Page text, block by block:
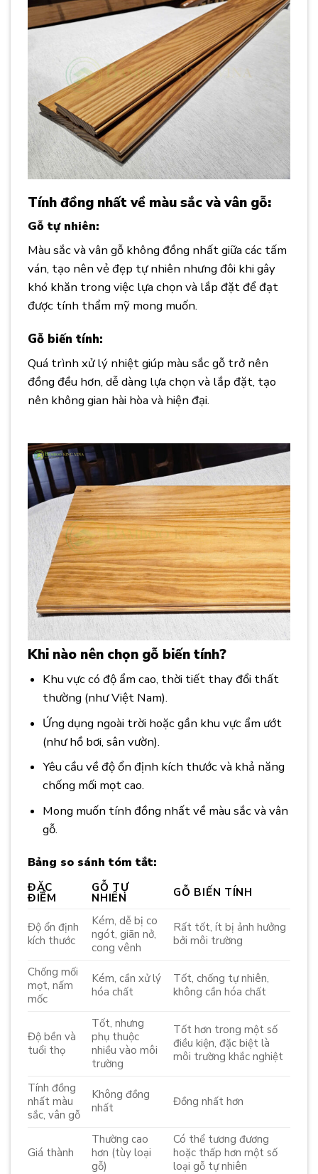
Tính đồng nhất về màu sắc và vân gỗ:
Gỗ tự nhiên:
Màu sắc và vân gỗ không đồng nhất giữa các tấm
ván, tạo nên vẻ đẹp tự nhiên nhưng đôi khi gây
khó khăn trong việc lựa chọn và lắp đặt để đạt
được tính thẩm mỹ mong muốn.
Gỗ biến tính:
Quá trình xử lý nhiệt giúp màu sắc gỗ trở nên
đồng đều hơn, dễ dàng lựa chọn và lắp đặt, tạo
nên không gian hài hòa và hiện đại.
Khi nào nên chọn gỗ biến tính?
Khu vực có độ ẩm cao, thời tiết thay đổi thất
thường (như Việt Nam).
Ứng dụng ngoài trời hoặc gần khu vực ẩm ướt
(như hồ bơi, sân vườn).
Yêu cầu về độ ổn định kích thước và khả năng
chống mối mọt cao.
Mong muốn tính đồng nhất về màu sắc và vân
gỗ.
Bảng so sánh tóm tắt:
ĐẶC
ĐIỂM
GỖ TỰ
NHIÊN GỖ BIẾN TÍNH
Độ ổn định
kích thước
Kém, dễ bị co
ngót, giãn nở,
cong vênh
Rất tốt, ít bị ảnh hưởng
bởi môi trường
Chống mối
mọt, nấm
mốc
Kém, cần xử lý
hóa chất
Tốt, chống tự nhiên,
không cần hóa chất
Độ bền và
tuổi thọ
Tốt, nhưng
phụ thuộc
nhiều vào môi
trường
Tốt hơn trong một số
điều kiện, đặc biệt là
môi trường khắc nghiệt
Tính đồng
nhất màu
sắc, vân gỗ
Không đồng
nhất
Đồng nhất hơn
Giá thành
Thường cao
hơn (tùy loại
gỗ)
Có thể tương đương
hoặc thấp hơn một số
loại gỗ tự nhiên